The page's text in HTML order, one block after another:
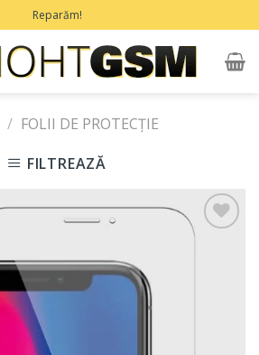
Reparăm!
/ FOLII DE PROTECŢIE
FILTREAZĂ